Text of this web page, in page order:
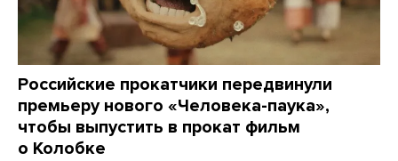
Российские прокатчики передвинули
премьеру нового «Человека-паука»,
чтобы выпустить в прокат фильм
о Колобке